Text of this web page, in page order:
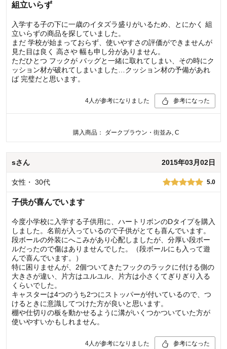
組立いらず
入学する子の下に一歳のイタズラ盛りがいるため、とにかく 組
立いらずの商品を探していました。
まだ 学校が始まっておらず、使いやすさの評価ができませんが
見た目は良く 高さや 幅も申し分がありません。
ただひとつ フックが バッグと一緒に取れてしまい、その時にク
ッション材が破れてしまいました…クッション材の予備があれ
ば 完璧だと思います。
4人が参考になりました 参考になった
購入商品： ダークブラウン・街並み, C
sさん 2015年03月02日
女性 ・ 30代 5.0
子供が喜んでいます
今度小学校に入学する子供用に、ハートリボンのDタイプを購入
しました。名前が入っているので子供がとても喜んでいます。
段ボールの外装にへこみがあり心配しましたが、分厚い段ボー
ルだったので傷はありませんでした。（段ボールにも入って遊
んで喜んでいます。）
特に困りませんが、2個ついてきたフックのラックに付ける側の
大きさが違い、片方はユルユル、片方は小さくてぎりぎり入る
くらいでした。
キャスターは4つのうち2つにストッパーが付いているので、つ
けるときに意識してつけた方が良いと思います。
棚や仕切りの板を動かせるように溝がいくつかついていた方が
使いやすいかもしれません。
4人が参考になりました 参考になった